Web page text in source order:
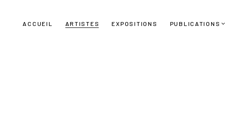
ACCUEIL ARTISTES EXPOSITIONS PUBLICATIONS